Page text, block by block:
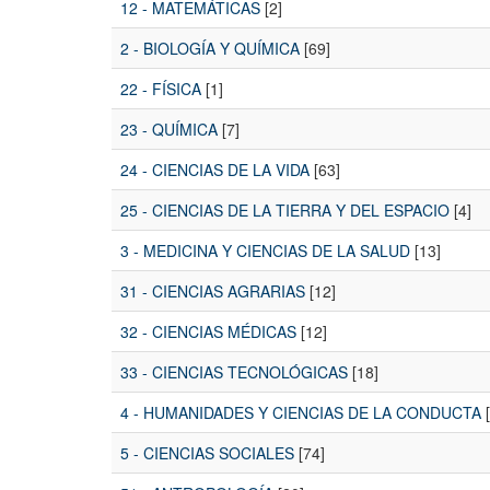
12 - MATEMÁTICAS [2]
2 - BIOLOGÍA Y QUÍMICA [69]
22 - FÍSICA [1]
23 - QUÍMICA [7]
24 - CIENCIAS DE LA VIDA [63]
25 - CIENCIAS DE LA TIERRA Y DEL ESPACIO [4]
3 - MEDICINA Y CIENCIAS DE LA SALUD [13]
31 - CIENCIAS AGRARIAS [12]
32 - CIENCIAS MÉDICAS [12]
33 - CIENCIAS TECNOLÓGICAS [18]
4 - HUMANIDADES Y CIENCIAS DE LA CONDUCTA
5 - CIENCIAS SOCIALES [74]